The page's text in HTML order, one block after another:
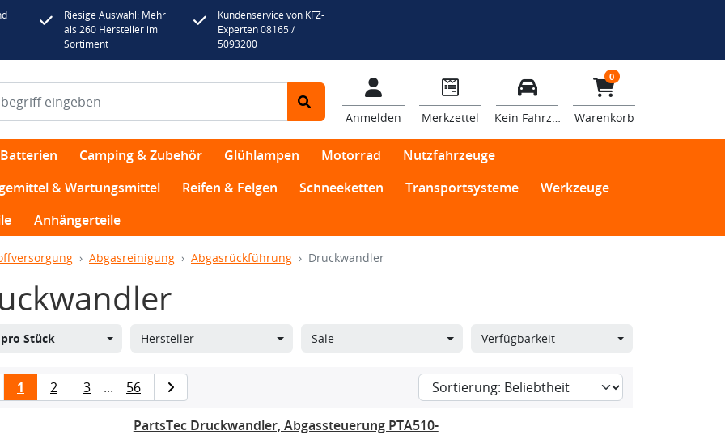
Riesige Auswahl: Mehr
als 260 Hersteller im
Sortiment
Kundenservice von KFZ-
Experten 08165 /
5093200
Anmelden Merkzettel Kein Fahrzeug
0
Warenkorb
Batterien Camping & Zubehör Glühlampen Motorrad
Nutzfahrzeuge
& Wartungsmittel
Reifen & Felgen Schneeketten Transportsysteme
Werkzeuge
Anhängerteile
Abgasreinigung Abgasrückführung Druckwandler
pro Stück Hersteller Sale Verfügbarkeit
1 2 3 ... 56
PartsTec Druckwandler, Abgassteuerung PTA510-